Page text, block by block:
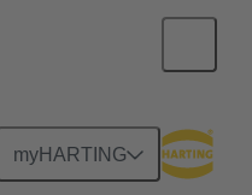
myHARTING